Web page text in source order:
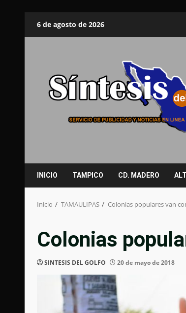
6 de agosto de 2026
INICIO TAMPICO CD. MADERO
Inicio TAMAULIPAS Colonias populares van
Colonias
SINTESIS DEL GOLFO 20 de mayo de 2018